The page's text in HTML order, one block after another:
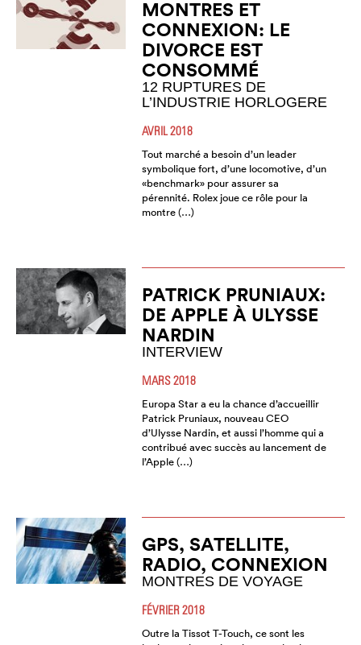
MONTRES ET
CONNEXION: LE
DIVORCE EST
CONSOMMÉ
12 RUPTURES DE
L’INDUSTRIE HORLOGERE
AVRIL 2018
Tout marché a besoin d’un leader
symbolique fort, d’une locomotive, d’un
«benchmark» pour assurer sa
pérennité. Rolex joue ce rôle pour la
montre (…)
PATRICK PRUNIAUX:
DE APPLE À ULYSSE
NARDIN
INTERVIEW
MARS 2018
Europa Star a eu la chance d’accueillir
Patrick Pruniaux, nouveau CEO
d’Ulysse Nardin, et aussi l’homme qui a
contribué avec succès au lancement de
l’Apple (…)
GPS, SATELLITE,
RADIO, CONNEXION
MONTRES DE VOYAGE
FÉVRIER 2018
Outre la Tissot T-Touch, ce sont les